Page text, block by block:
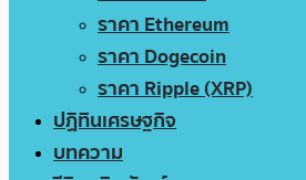
ราคา Ethereum
ราคา Dogecoin
ราคา Ripple (XRP)
ปฏิทินเศรษฐกิจ
บทความ